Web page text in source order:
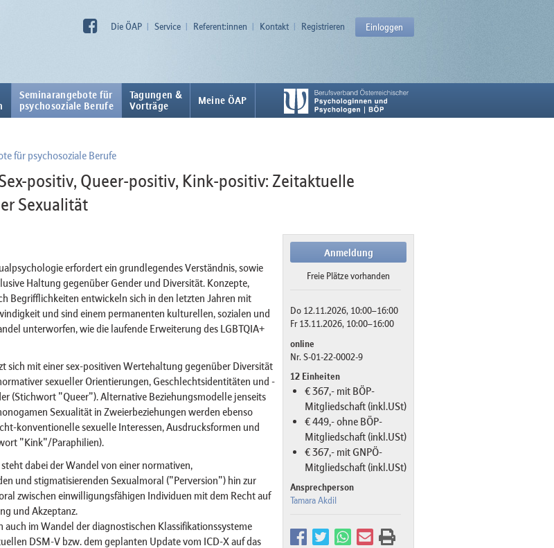
Die ÖAP Service Referent:innen Kontakt Registrieren Einloggen
Seminarangebote für
psychosoziale Berufe
Tagungen &
Vorträge
Meine ÖAP
für psychosoziale Berufe
positiv, Queer-positiv, Kink-positiv: Zeitaktuelle
Sexualität
Anmeldung
Freie Plätze vorhanden
Do 12.11.2026, 10:00–16:00
Fr 13.11.2026, 10:00–16:00
online
Nr. S-01-22-0002-9
12 Einheiten
€ 367,- mit BÖP-
Mitgliedschaft (inkl.USt)
€ 449,- ohne BÖP-
Mitgliedschaft (inkl.USt)
€ 367,- mit GNPÖ-
Mitgliedschaft (inkl.USt)
Ansprechperson
Tamara Akdil
erfordert ein grundlegendes Verständnis, sowie
Haltung gegenüber Gender und Diversität. Konzepte,
Begrifflichkeiten entwickeln sich in den letzten Jahren mit
und sind einem permanenten kulturellen, sozialen und
unterworfen, wie die laufende Erweiterung des LGBTQIA+
sich mit einer sex-positiven Wertehaltung gegenüber Diversität
sexueller Orientierungen, Geschlechtsidentitäten und -
(Stichwort "Queer"). Alternative Beziehungsmodelle jenseits
Sexualität in Zweierbeziehungen werden ebenso
konventionelle sexuelle Interessen, Ausdrucksformen und
"Kink"/Paraphilien).
dabei der Wandel von einer normativen,
und stigmatisierenden Sexualmoral ("Perversion") hin zur
zwischen einwilligungsfähigen Individuen mit dem Recht auf
und Akzeptanz.
auch im Wandel der diagnostischen Klassifikationssysteme
DSM-V bzw. dem geplanten Update vom ICD-X auf das